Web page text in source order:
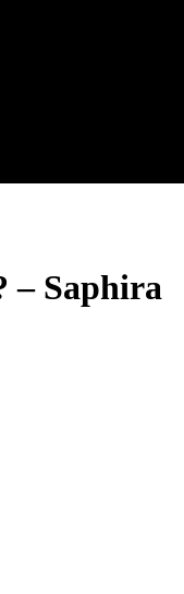
– Saphira